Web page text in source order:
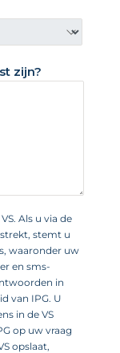
zijn?
Als u via de
stemt u
waaronder uw
en sms-
in
van IPG. U
in de VS
op uw vraag
opslaat,